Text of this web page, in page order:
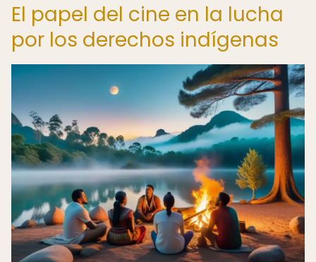
El papel del cine en la lucha
por los derechos indígenas